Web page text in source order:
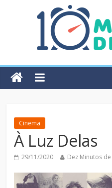
Cinema
À Luz Delas
29/11/2020 Dez Minutos